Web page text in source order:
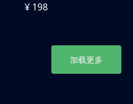
¥ 198
加载更多